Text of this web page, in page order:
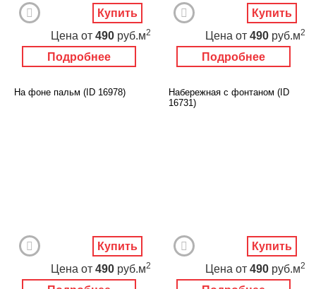
Подробнее
Цена от 490 руб.м2
Купить
Подробнее
Цена от 490 руб.м2
Купить
На фоне пальм (ID 16978)
Цена от 490 руб.м2
Купить
Набережная с фонтаном (ID
16731)
Цена от 490 руб.м2
Купить